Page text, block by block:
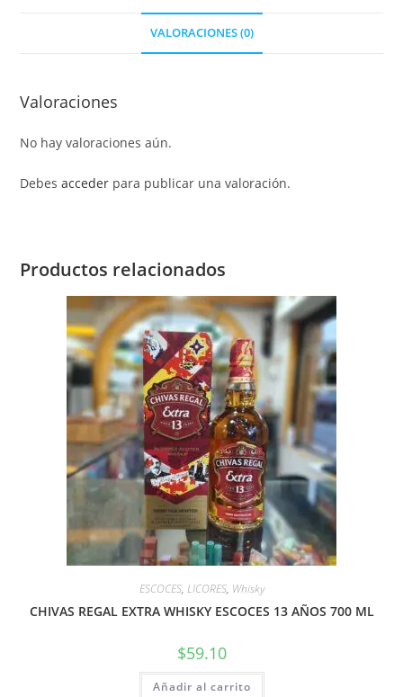
VALORACIONES (0)
Valoraciones
No hay valoraciones aún.
Debesacceder para publicar una valoración.
Productos relacionados
ESCOCES, LICORES, Whisky
CHIVAS REGAL EXTRA WHISKY ESCOCES 13 AÑOS 700 ML
$59.10
Añadir al carrito